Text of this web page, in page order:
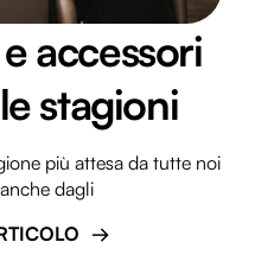
accessori
stagioni
più attesa da tutte noi
dagli